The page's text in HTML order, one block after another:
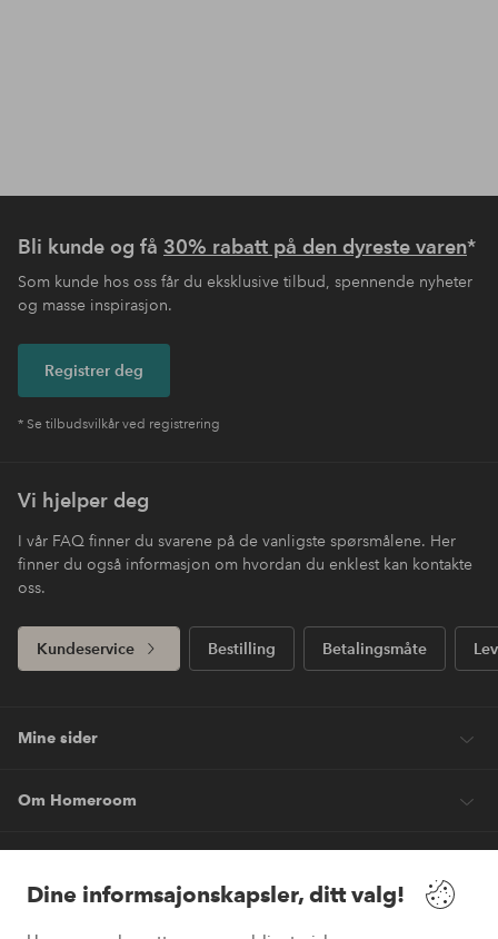
Dine informsajonskapsler, ditt valg!
Bli kunde og få 30% rabatt på den dyreste varen*
Som kunde hos oss får du eksklusive tilbud, spennende nyheter
og masse inspirasjon.
Registrer deg
* Se tilbudsvilkår ved registrering
Vi hjelper deg
I vår FAQ finner du svarene på de vanligste spørsmålene. Her
finner du også informasjon om hvordan du enklest kan kontakte
oss.
Kundeservice Bestilling Betalingsmåte
Mine sider
Om Homeroom